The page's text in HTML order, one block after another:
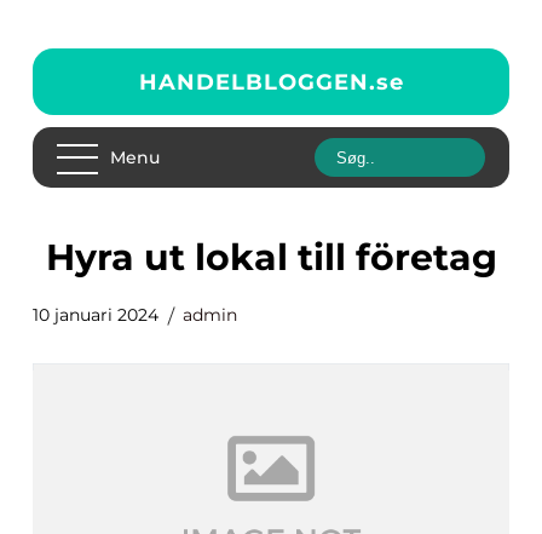
HANDELBLOGGEN.se
Menu
hyra ut lokal till företag
10 januari 2024 admin